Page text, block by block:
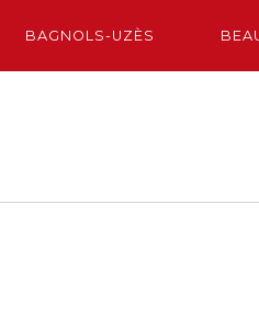
BAGNOLS-UZÈS